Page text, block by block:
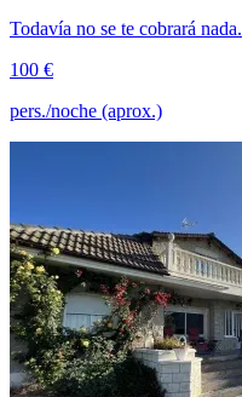
Todavía no se te cobrará nada.
100 €
pers./noche (aprox.)